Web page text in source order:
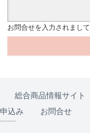
お問合せを入力されまし
総合商品情報サイト
申込み
お問合せ
© Rinnai Corporation.